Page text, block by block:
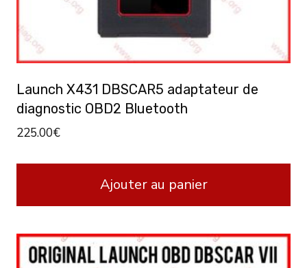
Launch X431 DBSCAR5 adaptateur de
diagnostic OBD2 Bluetooth
225.00€
Ajouter au panier